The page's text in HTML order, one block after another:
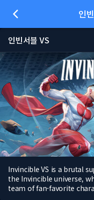
인
인빈서블 VS
Invincible VS is a brutal
the Invincible universe,
team of fan-favorite